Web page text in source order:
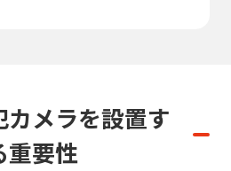
カメラを設置す
重要性